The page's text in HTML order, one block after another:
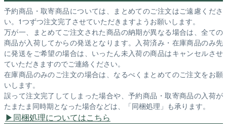
予約商品・取寄商品については、まとめてのご注文はご遠慮くださ
い。1つずつ注文完了させていただきますようお願いします。
万が一、まとめてご注文された商品の納期が異なる場合は、全ての
商品が入荷してからの発送となります。入荷済み・在庫商品のみ先
に発送をご希望の場合は、いったん未入荷の商品はキャンセルさせ
ていただきますのでご連絡ください。
在庫商品のみのご注文の場合は、なるべくまとめてのご注文をお願
いします。
誤って注文完了してしまった場合や、予約商品・取寄商品の入荷が
たまたま同時期となった場合などは、「同梱処理」も承ります。
同梱処理についてはこちら